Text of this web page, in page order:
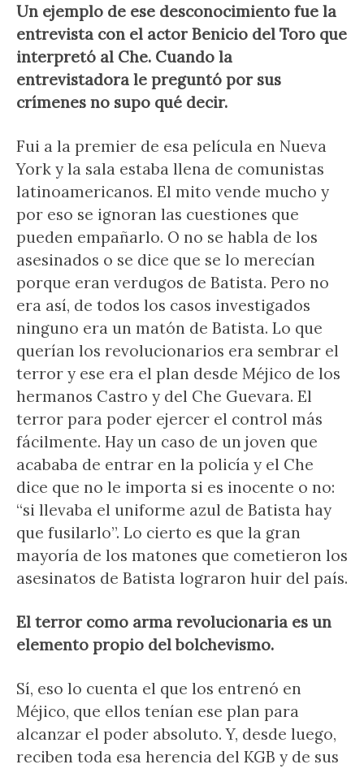
Un ejemplo de ese desconocimiento fue la
entrevista con el actor Benicio del Toro que
interpretó al Che. Cuando la
entrevistadora le preguntó por sus
crímenes no supo qué decir.
Fui a la premier de esa película en Nueva
York y la sala estaba llena de comunistas
latinoamericanos. El mito vende mucho y
por eso se ignoran las cuestiones que
pueden empañarlo. O no se habla de los
asesinados o se dice que se lo merecían
porque eran verdugos de Batista. Pero no
era así, de todos los casos investigados
ninguno era un matón de Batista. Lo que
querían los revolucionarios era sembrar el
terror y ese era el plan desde Méjico de los
hermanos Castro y del Che Guevara. El
terror para poder ejercer el control más
fácilmente. Hay un caso de un joven que
acababa de entrar en la policía y el Che
dice que no le importa si es inocente o no:
“si llevaba el uniforme azul de Batista hay
que fusilarlo”. Lo cierto es que la gran
mayoría de los matones que cometieron los
asesinatos de Batista lograron huir del país.
El terror como arma revolucionaria es un
elemento propio del bolchevismo.
Sí, eso lo cuenta el que los entrenó en
Méjico, que ellos tenían ese plan para
alcanzar el poder absoluto. Y, desde luego,
reciben toda esa herencia del KGB y de sus